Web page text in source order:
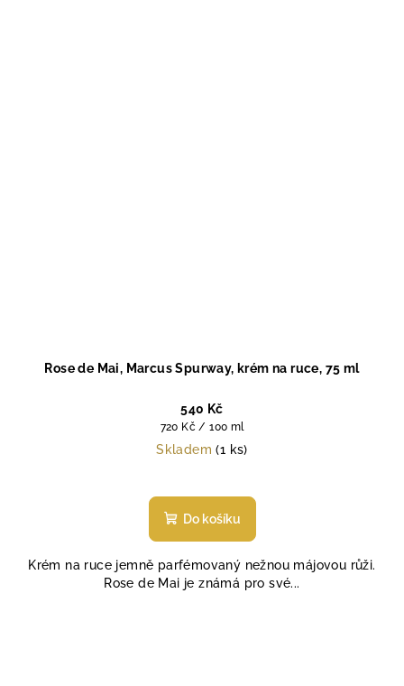
Rose de Mai, Marcus Spurway, krém na ruce, 75 ml
540 Kč
Měrná
cena:
720 Kč / 100 ml
Skladem(1 ks)
Do košíku
Krém na ruce jemně parfémovaný nežnou májovou růži.
Rose de Mai je známá pro své...